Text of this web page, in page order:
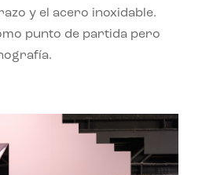
y el acero inoxidable.
punto de partida pero